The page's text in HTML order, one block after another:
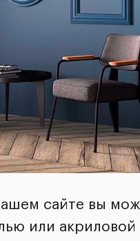
сайте вы
или